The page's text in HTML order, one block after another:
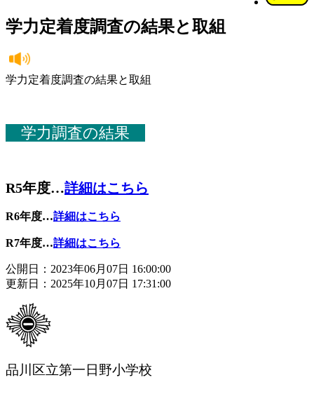
学力定着度調査の結果と取組
学力定着度調査の結果と取組
学力調査の結果
R5年度…詳細はこちら
R6年度…詳細はこちら
R7年度…詳細はこちら
公開日：2023年06月07日 16:00:00
更新日：2025年10月07日 17:31:00
品川区立第一日野小学校